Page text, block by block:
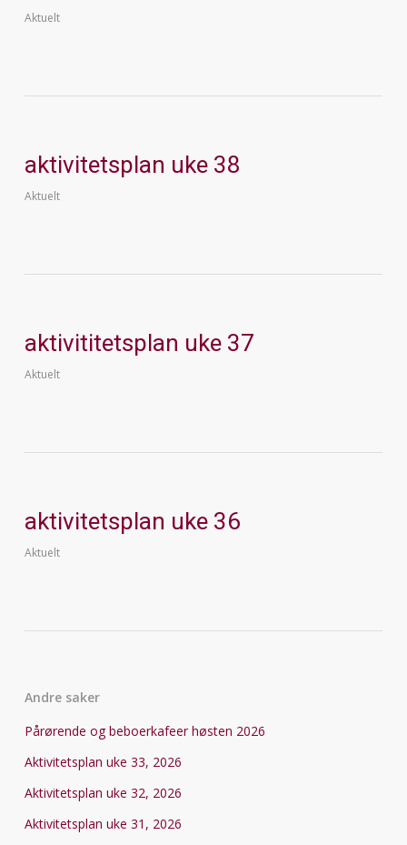
Aktuelt
aktivitetsplan uke 38
Aktuelt
aktivititetsplan uke 37
Aktuelt
aktivitetsplan uke 36
Aktuelt
Andre saker
Pårørende og beboerkafeer høsten 2026
Aktivitetsplan uke 33, 2026
Aktivitetsplan uke 32, 2026
Aktivitetsplan uke 31, 2026